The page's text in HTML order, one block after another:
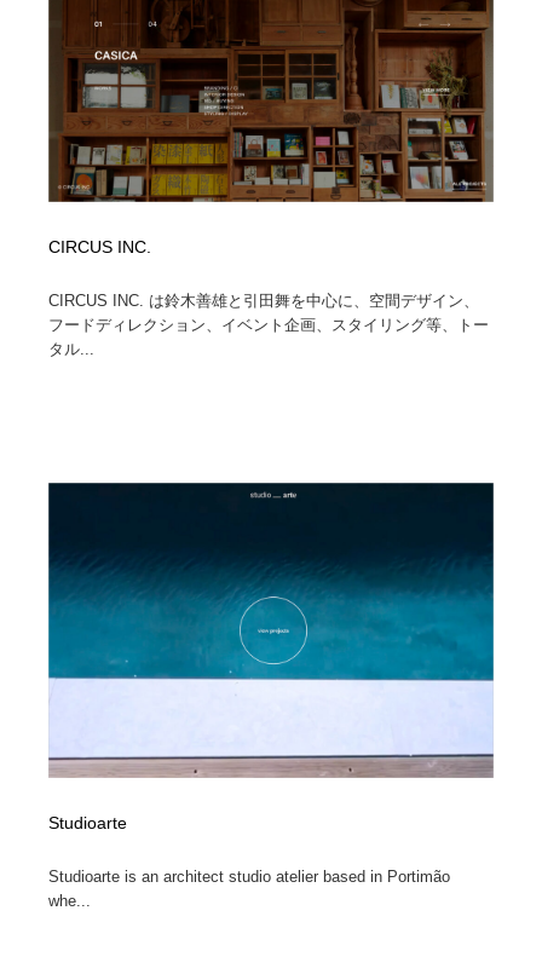
CIRCUS INC.
CIRCUS INC. は鈴木善雄と引田舞を中心に、空間デザイン、
フードディレクション、イベント企画、スタイリング等、トー
タル...
Studioarte
Studioarte is an architect studio atelier based in Portimão
whe...